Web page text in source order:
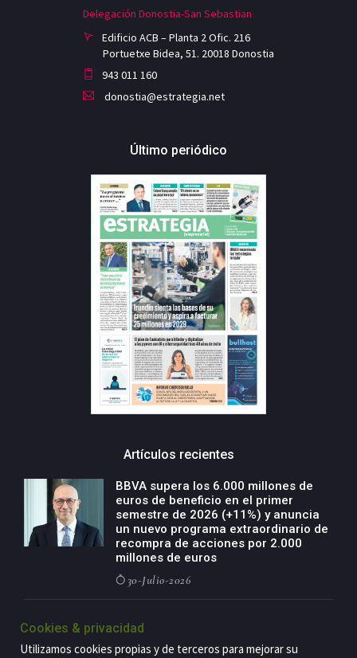
Delegación Donostia-San Sebastian
Edificio ACB – Planta 2 Ofic. 216
Portuetxe Bidea, 51. 20018 Donostia
943 011 160
donostia@estrategia.net
Último periódico
Artículos recientes
BBVA supera los 6.000 millones de
euros de beneficio en el primer
semestre de 2026 (+11%) y anuncia
un nuevo programa extraordinario de
recompra de acciones por 2.000
millones de euros
30-Julio-2026
negocio agro con un modelo global
de especialización presente en siete
Cookies & privacidad
Utilizamos cookies propias y de terceros para mejorar su